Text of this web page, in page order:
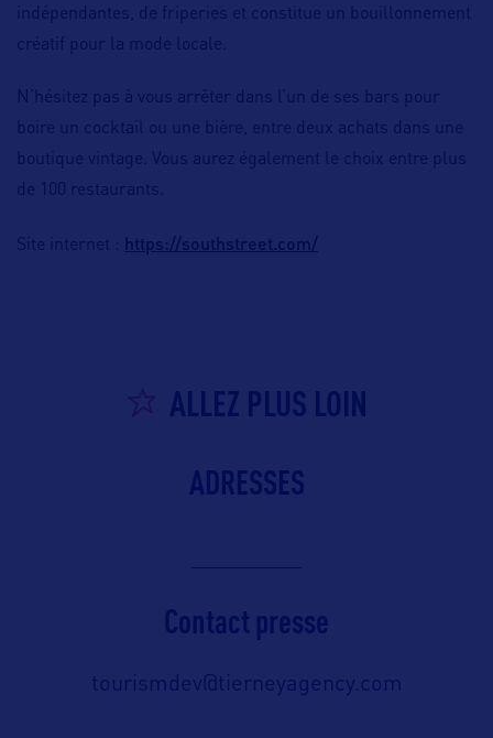
indépendantes, de friperies et constitue un bouillonnement
créatif pour la mode locale.
N’hésitez pas à vous arrêter dans l’un de ses bars pour
boire un cocktail ou une bière, entre deux achats dans une
boutique vintage. Vous aurez également le choix entre plus
de 100 restaurants.
Site internet : https://southstreet.com/
ALLEZ PLUS LOIN
ADRESSES
Contact presse
tourismdev@tierneyagency.com